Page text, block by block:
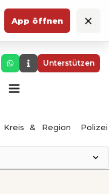
App öffnen ×
Unterstützen
Kreis & Region Polizei